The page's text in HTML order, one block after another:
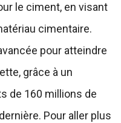
le ciment, en visant
cimentaire.
pour atteindre
grâce à un
de 160 millions de
Pour aller plus